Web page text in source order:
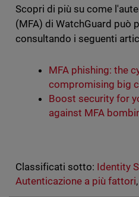
Scopri di più su come
(MFA) di WatchGuard può
consultando i seguenti
MFA phishing: the
compromising big
Boost security for
against MFA
Classificati sotto: Identity
Autenticazione a più fattori,